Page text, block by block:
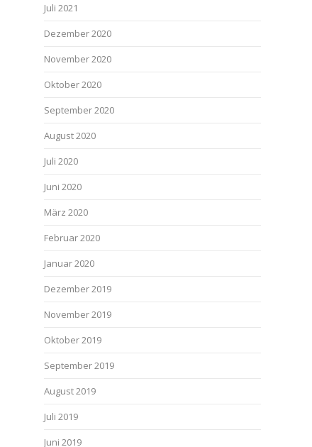
Juli 2021
Dezember 2020
November 2020
Oktober 2020
September 2020
August 2020
Juli 2020
Juni 2020
März 2020
Februar 2020
Januar 2020
Dezember 2019
November 2019
Oktober 2019
September 2019
August 2019
Juli 2019
Juni 2019